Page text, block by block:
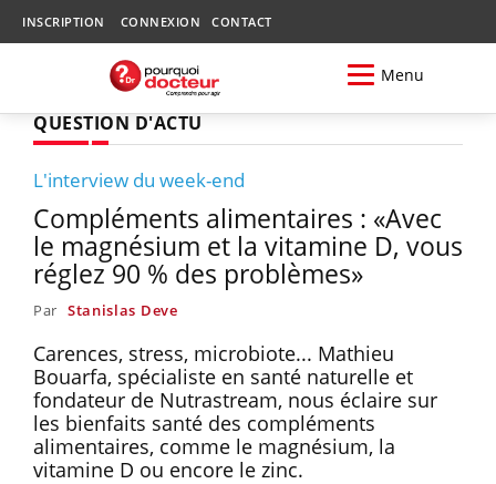
INSCRIPTION CONNEXION CONTACT
Menu
QUESTION D'ACTU
L'interview du week-end
Compléments alimentaires : «Avec
le magnésium et la vitamine D, vous
réglez 90 % des problèmes»
Par Stanislas Deve
Carences, stress, microbiote... Mathieu
Bouarfa, spécialiste en santé naturelle et
fondateur de Nutrastream, nous éclaire sur
les bienfaits santé des compléments
alimentaires, comme le magnésium, la
vitamine D ou encore le zinc.